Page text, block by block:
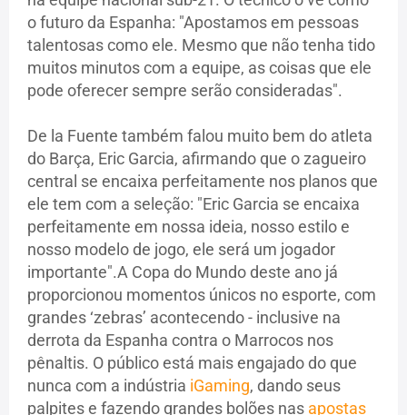
o futuro da Espanha: "Apostamos em pessoas
talentosas como ele. Mesmo que não tenha tido
muitos minutos com a equipe, as coisas que ele
pode oferecer sempre serão consideradas".
De la Fuente também falou muito bem do atleta
do Barça, Eric Garcia, afirmando que o zagueiro
central se encaixa perfeitamente nos planos que
ele tem com a seleção: "Eric Garcia se encaixa
perfeitamente em nossa ideia, nosso estilo e
nosso modelo de jogo, ele será um jogador
importante".A Copa do Mundo deste ano já
proporcionou momentos únicos no esporte, com
grandes ‘zebras’ acontecendo - inclusive na
derrota da Espanha contra o Marrocos nos
pênaltis. O público está mais engajado do que
nunca com a indústria iGaming, dando seus
palpites e fazendo grandes bolões nas apostas